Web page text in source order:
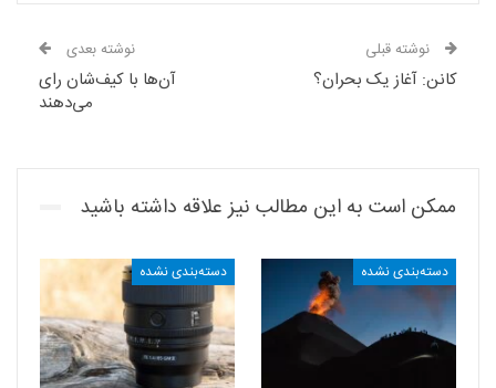
نوشته قبلی
کانن: آغاز یک بحران؟
نوشته بعدی
آن‌ها با کیف‌شان رای
می‌دهند
ممکن است به این مطالب نیز علاقه داشته باشید
دسته‌بندی نشده دسته‌بندی نشده